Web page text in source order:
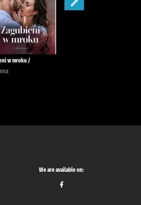
w mroku /
We are available on: